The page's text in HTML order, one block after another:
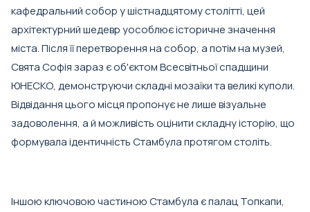
кафедральний собор у шістнадцятому столітті, цей
архітектурний шедевр уособлює історичне значення
міста. Після її перетворення на собор, а потім на музей,
Свята Софія зараз є об'єктом Всесвітньої спадщини
ЮНЕСКО, демонструючи складні мозаїки та великі куполи.
Відвідання цього місця пропонує не лише візуальне
задоволення, а й можливість оцінити складну історію, що
формувала ідентичність Стамбула протягом століть.
Іншою ключовою частиною Стамбула є палац Топкапи,